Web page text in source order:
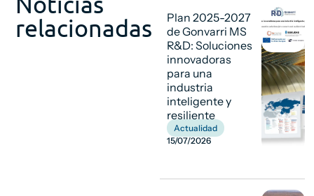
relacionadas
Plan 2025-2027
de Gonvarri MS
R&D: Soluciones
innovadoras
para una
industria
inteligente y
resiliente
Actualidad
15/07/2026